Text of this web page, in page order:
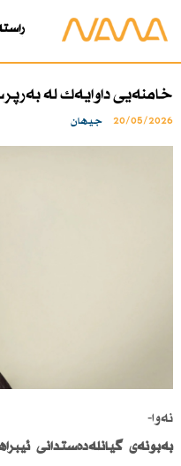
خامنەیی داوایەك لە
20/05/2026 جیهان
نەوا-
بەبۆنەی گیانلەدەستدانی